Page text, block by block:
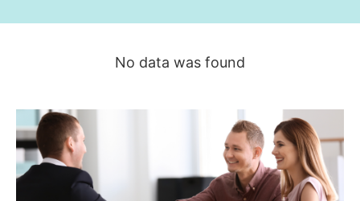
No data was found